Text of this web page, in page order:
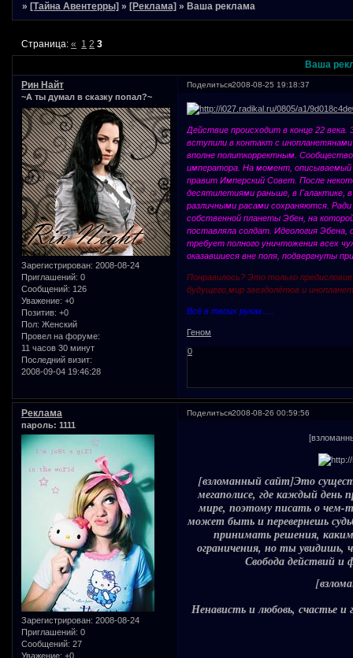
» [Тайна Авентерры] » [Реклама] » Ваша реклама
Ваша
Страница:« 1 2 3
Поделиться2008-08-25 19:18:37
Рин Найт
~А ты думал в сказку попал?~
Зарегистрирован: 2008-08-24
Приглашений: 0
Сообщений: 126
Уважение: +0
Позитив: +0
Пол: Женский
Провел на форуме:
11 часов 30 минут
Последний визит:
2008-09-04 19:46:28
Действие происходит в конце 22
вступили в контакт с
вполне политкорректным.
императора. На момент, описываемый
правит Имперский Совет. После
десятилетиями раньше, в Галактике,
различными расами сохраняются.
собственной планеты Эбен, на
поставляла солдат. Идеология
требует полного уничтожения всех
оказавшиеся вне поля, подвергнуты
Понравилось? Это только
будущего,мир звездолётов и
Всё в твоих руках.....
Геном
0
Поделиться2008-08-26 00:59:56
Реклама
пароль: 1111
Зарегистрирован: 2008-08-24
Приглашений: 0
Сообщений: 27
Уважение: +0
[взломанный сайт]Это
мегаполисе, где каждый день
мире, поэтому писать о чем-
может быть и перевернешь
принимать решения,
ограничения, но ты увидишь,
Свобода действий и
Ненависть и любовь, счастье